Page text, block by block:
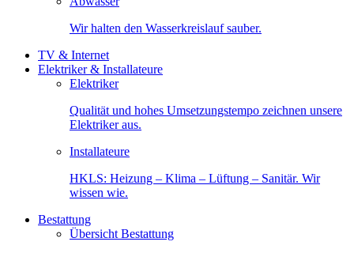
Wir halten den Wasserkreislauf sauber.
TV & Internet
Elektriker & Installateure
Elektriker
Qualität und hohes Umsetzungstempo zeichnen unsere
Elektriker aus.
Installateure
HKLS: Heizung – Klima – Lüftung – Sanitär. Wir
wissen wie.
Bestattung
Übersicht Bestattung